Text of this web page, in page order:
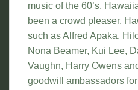
music of the 60’s,
been a crowd pleaser.
such as Alfred Apaka,
Nona Beamer, Kui Lee,
Vaughn, Harry Owens
goodwill ambassadors